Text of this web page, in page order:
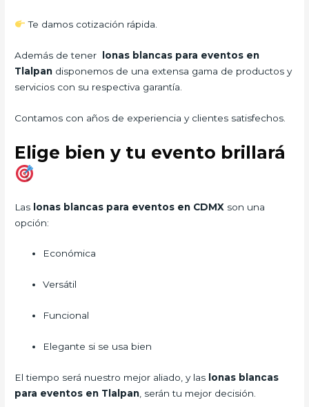
Te damos cotización rápida.
Además de tener
lonas blancas para eventos en
Tlalpan disponemos de una extensa gama de productos y
servicios con su respectiva garantía.
Contamos con años de experiencia y clientes satisfechos.
Elige bien y tu evento brillará
Las lonas blancas para eventos en CDMX son una
opción:
Económica
Versátil
Funcional
Elegante si se usa bien
El tiempo será nuestro mejor aliado, y las lonas blancas
para eventos en Tlalpan , serán tu mejor decisión.